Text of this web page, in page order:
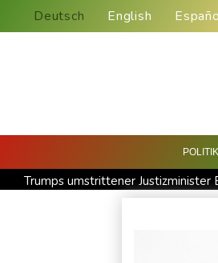
Deutsch English
POLITIK
Trumps umstrittener
Saudi-Arabien, Türkei und
Xiaomi Skynomad: N70 und N90